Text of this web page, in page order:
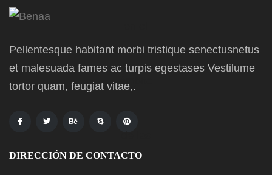
Pellentesque habitant morbi tristique senectusnetus
et malesuada fames ac turpis egestases Vestilume
tortor quam, feugiat vitae,.
DIRECCIÓN DE CONTACTO